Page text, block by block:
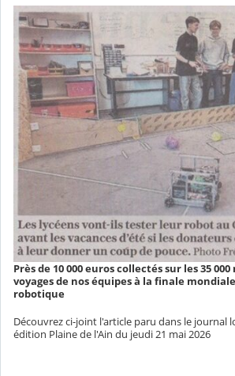
Près de 10 000 euros collectés sur les 35
voyages de nos équipes à la finale
robotique
Découvrez ci-joint l'article paru dans le journal
édition Plaine de l'Ain du jeudi 21 mai 2026